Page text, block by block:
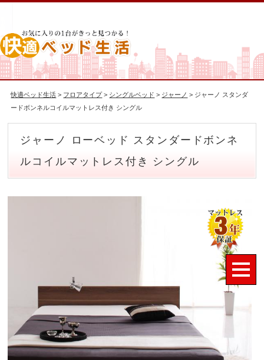
快適ベッド生活 > フロアタイプ > シングルベッド > ジャーノ > ジャーノ スタンダ
ードボンネルコイルマットレス付き シングル
ジャーノ ローベッド スタンダードボンネ
ルコイルマットレス付き シングル